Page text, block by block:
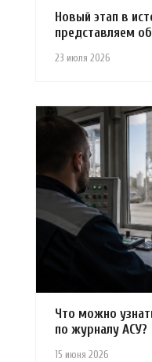
23 июля 2026
Новый этап в
представляем
15 июня 2026
Что можно
по журналу АСУ?